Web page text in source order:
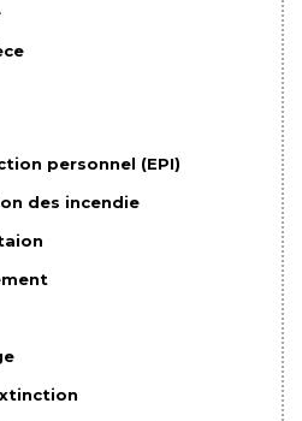
personnel (EPI)
des incendie